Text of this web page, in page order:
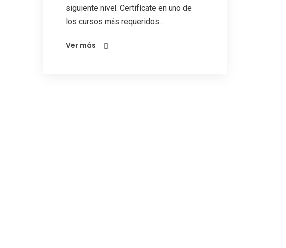
siguiente nivel. Certifícate en uno de
los cursos más requeridos...
Ver más